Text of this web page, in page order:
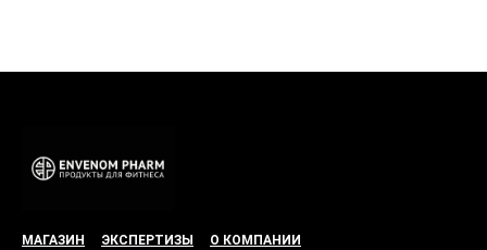
МАГАЗИН ЭКСПЕРТИЗЫ О КОМПАНИИ